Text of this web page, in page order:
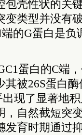
包壳性状的关
变类型并没有
的G蛋白是负
蛋白的C端
被26S蛋白
现了显著地
，自然截短突
发育时期通过